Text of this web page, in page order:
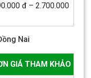
đ – 2.700.000
Nai
GIÁ THAM KHẢO